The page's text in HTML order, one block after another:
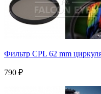
Фильтр CPL 62 mm
790 ₽